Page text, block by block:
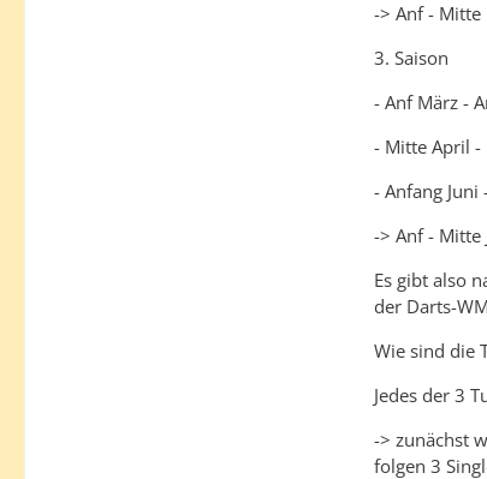
-> Anf - Mitte
3. Saison
- Anf März -
- Mitte April -
- Anfang Juni
-> Anf - Mitte
Es gibt also
der Darts-
Wie sind die
Jedes der 3
-> zunächst
folgen 3